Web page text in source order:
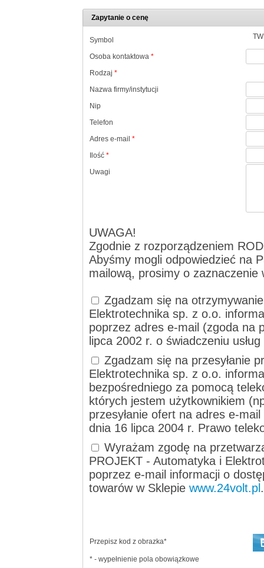
Zapytanie o cenę
Symbol
Osoba kontaktowa *
Rodzaj *
Nazwa firmy/instytucji
Nip
Telefon
Adres e-mail *
Ilość *
Uwagi
UWAGA!
Zgodnie z rozporządzeniem
Abyśmy mogli odpowiedzieć na
mailową, prosimy o zaznaczenie
Zgadzam się na
Elektrotechnika sp. z o.o.
poprzez adres e-mail (zgoda na
lipca 2002 r. o świadczeniu
Zgadzam się na przesyłanie
Elektrotechnika sp. z o.o.
bezpośredniego za pomocą
których jestem użytkownikiem
przesyłanie ofert na adres e-
dnia 16 lipca 2004 r. Prawo
Wyrażam zgodę na
PROJEKT - Automatyka i
poprzez e-mail informacji o
towarów w Sklepie www.24volt.pl
Przepisz kod z obrazka*
* - wypełnienie pola obowiązkowe